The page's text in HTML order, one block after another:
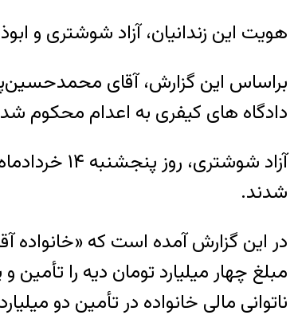
هویت این زندانیان، آزاد شوشتری و
براساس این گزارش، آقای
دادگاه های کیفری به اعدام محکوم
شدند.
در این گزارش آمده است که
مبلغ چهار میلیارد تومان دیه را
ناتوانی مالی خانواده در تأمین دو